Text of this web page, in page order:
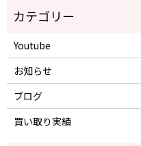
Youtube
お知らせ
ブログ
買い取り実績